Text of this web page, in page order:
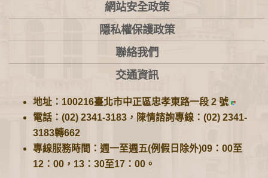
網站安全政策
隱私權保護政策
聯絡我們
交通資訊
地址：100216臺北市中正區忠孝東路一段 2 號
電話：(02) 2341-3183，陳情諮詢專線：(02) 2341-
3183轉662
專線服務時間：週一至週五(例假日除外)09：00至
12：00，13：30至17：00。